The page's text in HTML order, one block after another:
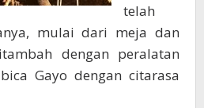
telah
mulai dari meja dan
dengan peralatan
Gayo dengan citarasa